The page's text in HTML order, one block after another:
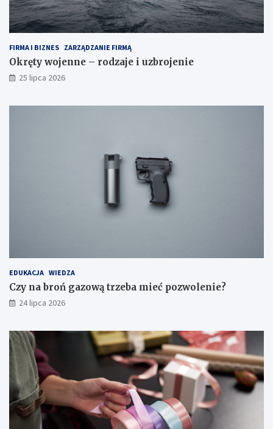
FIRMA I BIZNES ZARZĄDZANIE FIRMĄ
Okręty wojenne – rodzaje i uzbrojenie
25 lipca 2026
EDUKACJA WIEDZA
Czy na broń gazową trzeba mieć pozwolenie?
24 lipca 2026